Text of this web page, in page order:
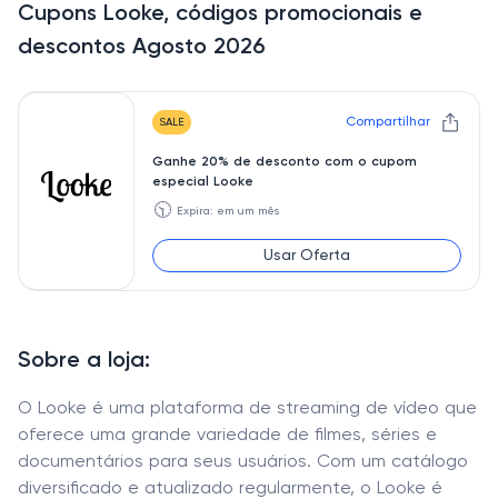
Sobre a loja:
O Looke é uma plataforma de streaming de vídeo que
oferece uma grande variedade de filmes, séries e
documentários para seus usuários. Com um catálogo
diversificado e atualizado regularmente, o Looke é
Cupons Looke, códigos promocionais e
descontos Agosto 2026
SALE Compartilhar
Ganhe 20% de desconto com o cupom
especial Looke
🕥 Expira: em um mês
Usar Oferta